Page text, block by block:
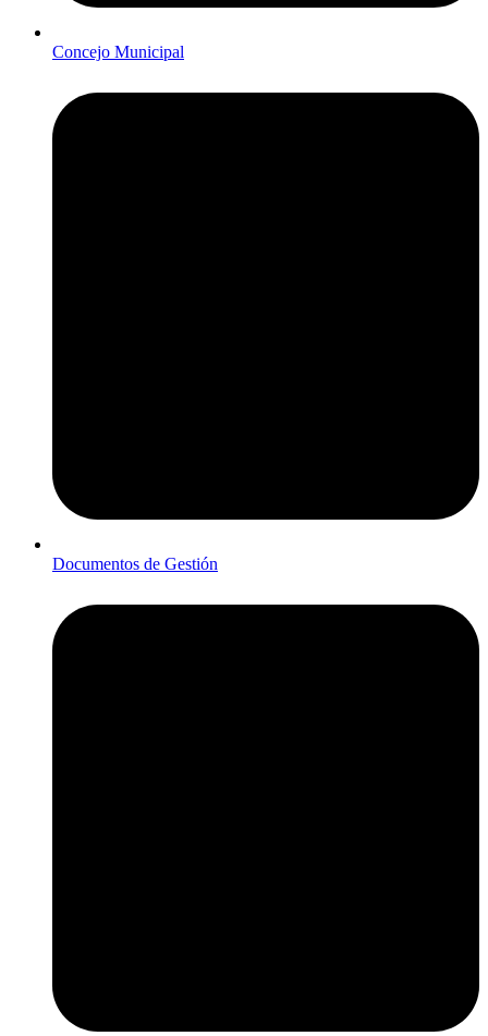
Concejo Municipal
Documentos de Gestión